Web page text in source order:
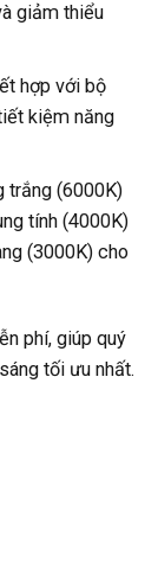
giảm thiểu
hợp với bộ
kiệm năng
trắng (6000K)
tính (4000K)
(3000K) cho
phí, giúp quý
tối ưu nhất.